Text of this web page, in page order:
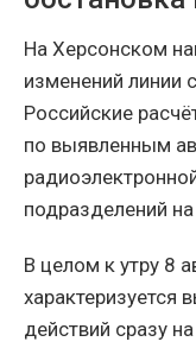
На Херсонском
изменений линии
Российские
по выявленным
подразделений
В целом к утру 8
характеризуется
действий сразу